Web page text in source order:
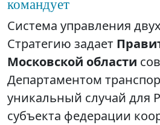
Система управления
Стратегию задает
Московской области
Департаментом
уникальный случай для
субъекта федерации